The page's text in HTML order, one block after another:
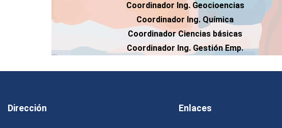
Coordinador Ing. Geocioencias
Coordinador Ing. Química
Coordinador Ciencias básicas
Coordinador Ing. Gestión Emp.
Dirección Enlaces